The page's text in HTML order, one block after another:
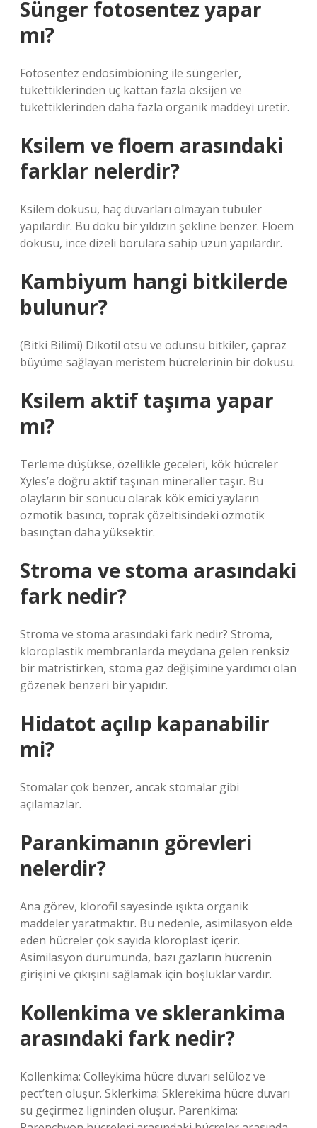
Sünger fotosentez yapar
mı?
Fotosentez endosimbioning ile süngerler,
tükettiklerinden üç kattan fazla oksijen ve
tükettiklerinden daha fazla organik maddeyi üretir.
Ksilem ve floem arasındaki
farklar nelerdir?
Ksilem dokusu, haç duvarları olmayan tübüler
yapılardır. Bu doku bir yıldızın şekline benzer. Floem
dokusu, ince dizeli borulara sahip uzun yapılardır.
Kambiyum hangi bitkilerde
bulunur?
(Bitki Bilimi) Dikotil otsu ve odunsu bitkiler, çapraz
büyüme sağlayan meristem hücrelerinin bir dokusu.
Ksilem aktif taşıma yapar
mı?
Terleme düşükse, özellikle geceleri, kök hücreler
Xyles’e doğru aktif taşınan mineraller taşır. Bu
olayların bir sonucu olarak kök emici yayların
ozmotik basıncı, toprak çözeltisindeki ozmotik
basınçtan daha yüksektir.
Stroma ve stoma arasındaki
fark nedir?
Stroma ve stoma arasındaki fark nedir? Stroma,
kloroplastik membranlarda meydana gelen renksiz
bir matristirken, stoma gaz değişimine yardımcı olan
gözenek benzeri bir yapıdır.
Hidatot açılıp kapanabilir
mi?
Stomalar çok benzer, ancak stomalar gibi
açılamazlar.
Parankimanın görevleri
nelerdir?
Ana görev, klorofil sayesinde ışıkta organik
maddeler yaratmaktır. Bu nedenle, asimilasyon elde
eden hücreler çok sayıda kloroplast içerir.
Asimilasyon durumunda, bazı gazların hücrenin
girişini ve çıkışını sağlamak için boşluklar vardır.
Kollenkima ve sklerankima
arasındaki fark nedir?
Kollenkima: Colleykima hücre duvarı selüloz ve
pect’ten oluşur. Sklerkima: Sklerekima hücre duvarı
su geçirmez ligninden oluşur. Parenkima: